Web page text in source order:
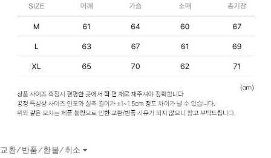
교환/반품/환불/취소